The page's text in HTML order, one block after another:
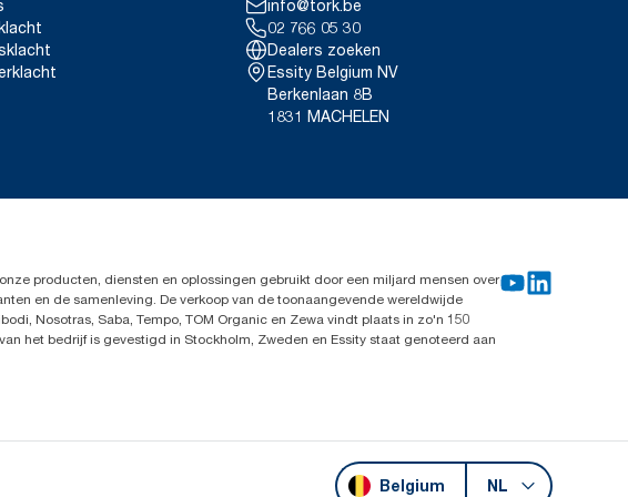
zijn, zijn ze niet bedoeld voor
en verbruik.
35% in vergelijking met lompen.*
Institute, Sweden, 2014. Rental cloths, cotton rags
info@tork.be
02 766 05 30
Dealers zoeken
Essity Belgium NV
Berkenlaan 8B
1831 MACHELEN
producten, diensten en oplossingen gebruikt door een miljard mensen over
en de samenleving. De verkoop van de toonaangevende wereldwijde
Nosotras, Saba, Tempo, TOM Organic en Zewa vindt plaats in zo'n 150
het bedrijf is gevestigd in Stockholm, Zweden en Essity staat genoteerd aan
Belgium NL